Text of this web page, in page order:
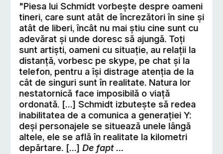
"Piesa lui Schmidt vorbește despre oameni
tineri, care sunt atât de încrezători în sine şi
atât de liberi, încât nu mai ştiu cine sunt cu
adevărat şi unde doresc să ajungă. Toţi
sunt artişti, oameni cu situație, au relaţii la
distanţă, vorbesc pe skype, pe chat şi la
telefon, pentru a îşi distrage atenţia de la
cât de singuri sunt în realitate. Natura lor
nestatornică face imposibilă o viaţă
ordonată. […] Schmidt izbutește să redea
inabilitatea de a comunica a generaţiei Y:
deşi personajele se situează unele lângă
altele, ele se află în realitate la kilometri
depărtare. […]De fapt …